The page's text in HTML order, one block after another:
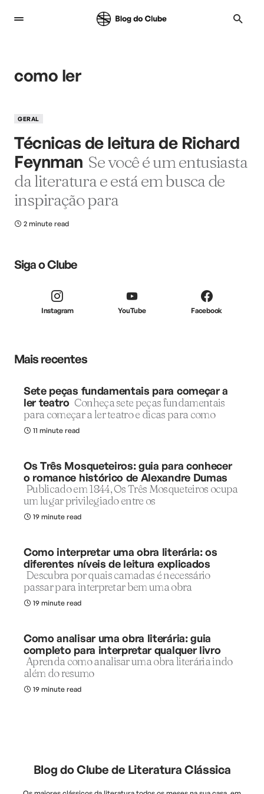
como ler
GERAL
Técnicas de leitura de Richard
Feynman Se você é um entusiasta
da literatura e está em busca de
inspiração para
2 minute read
Siga o Clube
Instagram YouTube Facebook
Mais recentes
Sete peças fundamentais para começar a
ler teatro Conheça sete peças fundamentais
para começar a ler teatro e dicas para como
11 minute read
Os Três Mosqueteiros: guia para conhecer
o romance histórico de Alexandre Dumas
Publicado em 1844, Os Três Mosqueteiros ocupa
um lugar privilegiado entre os
19 minute read
Como interpretar uma obra literária: os
diferentes níveis de leitura explicados
Descubra por quais camadas é necessário
passar para interpretar bem uma obra
19 minute read
Como analisar uma obra literária: guia
completo para interpretar qualquer livro
Aprenda como analisar uma obra literária indo
além do resumo
19 minute read
Blog do Clube de Literatura Clássica